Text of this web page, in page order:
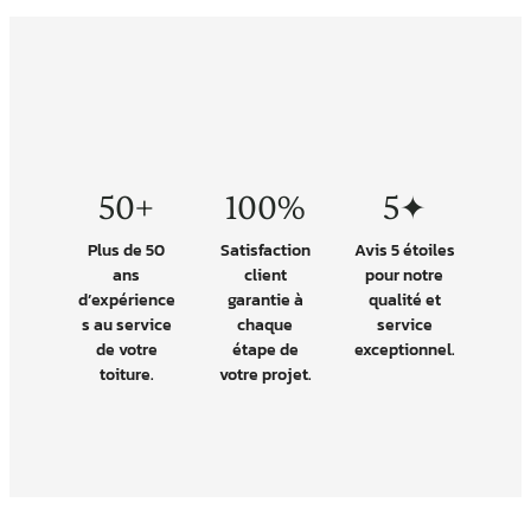
50+
Plus de 50
ans
d’expérience
s au service
de votre
toiture.
100%
Satisfaction
client
garantie à
chaque
étape de
votre projet.
5✦
Avis 5 étoiles
pour notre
qualité et
service
exceptionnel.